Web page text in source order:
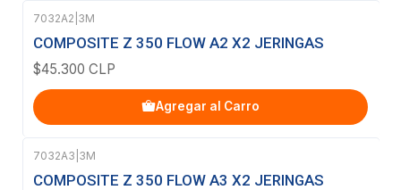
7032A2 3M
COMPOSITE Z 350 FLOW A2 X2 JERINGAS
$45.300 CLP
Agregar al Carro
Agotado
7032A3 3M
COMPOSITE Z 350 FLOW A3 X2 JERINGAS